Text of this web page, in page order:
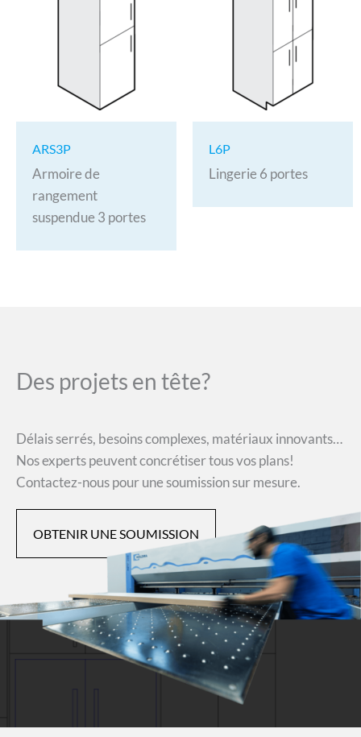
ARS3P
Armoire de
rangement
suspendue 3 portes
L6P
Lingerie 6 portes
Des projets en tête?
Délais serrés, besoins complexes, matériaux innovants…
Nos experts peuvent concrétiser tous vos plans!
Contactez-nous pour une soumission sur mesure.
OBTENIR UNE SOUMISSION